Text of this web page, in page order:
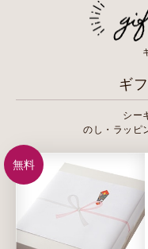
ギ
シー
のし・ラッピ
無料